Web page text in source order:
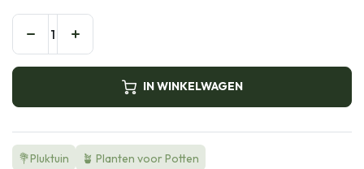
IN WINKELWAGEN
💐Pluktuin 🪴 Planten voor Potten